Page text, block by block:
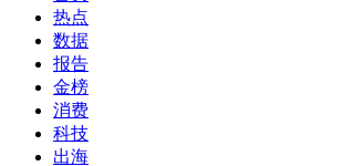
热点
数据
报告
金榜
消费
科技
出海